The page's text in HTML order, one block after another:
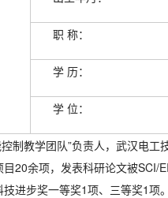
职 称：
学 历：
学 位：
制教学团队”负责人，武汉电
20余项，发表科研论文被
进步奖一等奖1项、三等奖1项。